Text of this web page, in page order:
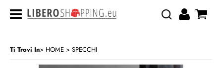
Ti Trovi In HOME SPECCHI